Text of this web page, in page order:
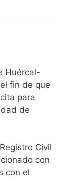
Huércal-
fin de que
para
de
Civil
con
con el